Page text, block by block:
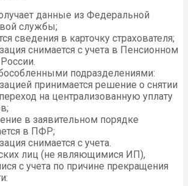
данные из Федеральной
службы;
сведения в карточку страхователя;
снимается с учета в Пенсионном
подразделениями:
принимается решение о снятии
на централизованную уплату
в заявительном порядке
в ПФР;
снимается с учета.
лиц (не являющимися ИП),
с учета по причине прекращения